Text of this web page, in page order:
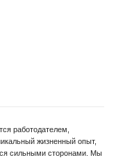
работодателем,
жизненный опыт,
сильными сторонами. Мы